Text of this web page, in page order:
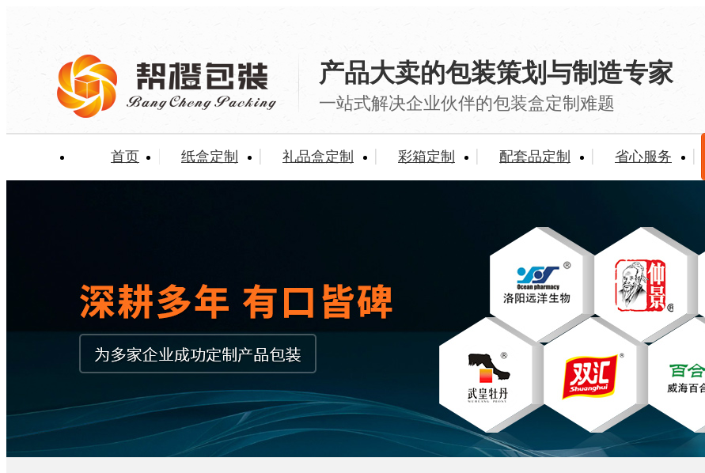
产品大卖的包装策划与制造专家
一站式解决企业伙伴的包装盒定制难题
首页 纸盒定制 礼品盒定制 彩箱定制 配套品定制 省心服务